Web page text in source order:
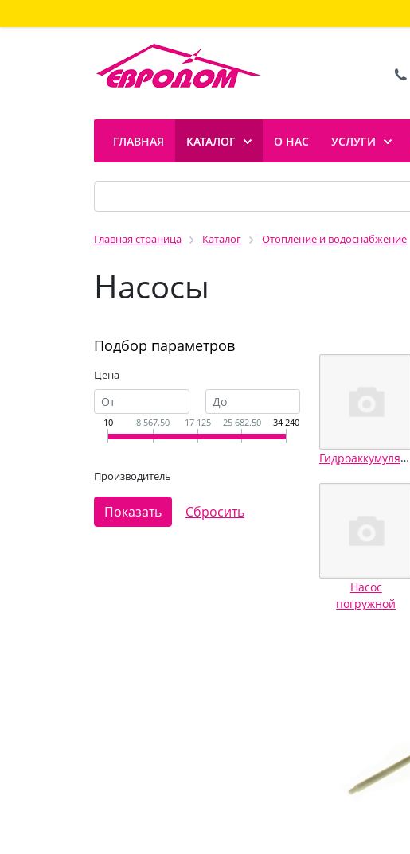
ГЛАВНАЯ КАТАЛОГ О НАС УСЛУГИ
Главная страница Каталог Отопление и водоснабжение
Насосы
Подбор параметров
Цена
10 8 567.50 17 125 25 682.50 34 240
Производитель
Гидроаккумуляторы
Насос
погружной